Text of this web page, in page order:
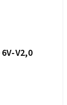
V2,0